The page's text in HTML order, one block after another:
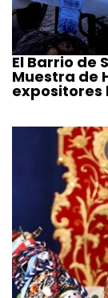
El Barrio de
Muestra de
expositores